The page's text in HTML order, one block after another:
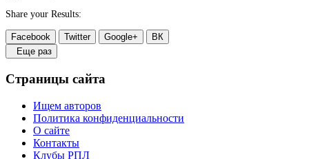
Share your Results:
Facebook Twitter Google+
ВК
Еще раз
Страницы сайта
Ищем авторов
Политика конфиденциальности
О сайте
Контакты
Клубы РПЛ